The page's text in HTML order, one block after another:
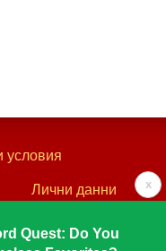
x
Quest: Do You
Лични данни